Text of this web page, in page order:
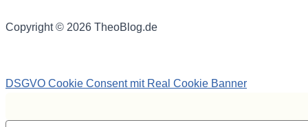
Copyright © 2026 TheoBlog.de
DSGVO Cookie Consent mit Real Cookie Banner